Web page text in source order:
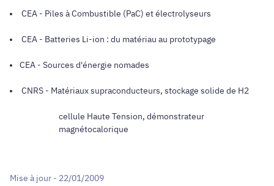
CEA - Piles à Combustible (PaC) et électrolyseurs
CEA - Batteries Li-ion : du matériau au prototypage
CEA - Sources d'énergie nomades
CNRS - Matériaux supraconducteurs, stockage solide de H2
cellule Haute Tension, démonstrateur
magnétocalorique
Mise à jour - 22/01/2009